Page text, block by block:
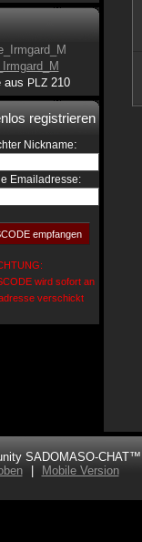
aus PLZ210
registrieren
Nickname:
Emailadresse:
wird sofort an
verschickt
SADOMASO-CHAT™
Mobile Version